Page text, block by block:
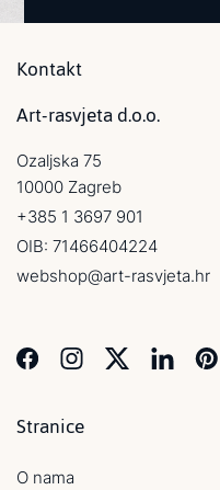
Kontakt
Art-rasvjeta d.o.o.
Ozaljska 75
10000 Zagreb
+385 1 3697 901
OIB: 71466404224
webshop@art-rasvjeta.hr
Stranice
O nama